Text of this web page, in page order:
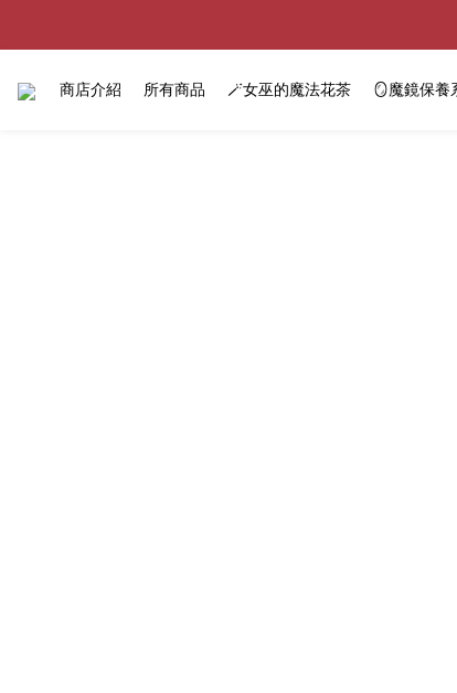
商店介紹 所有商品 🪄女巫的魔法花茶 🪞魔鏡保養